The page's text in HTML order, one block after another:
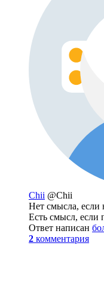
Chii @Chii
Нет смысла, если
Есть смысл, если
Ответ написан
2 комментария